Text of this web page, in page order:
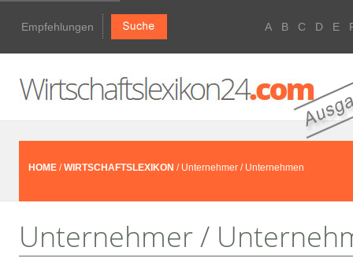
Empfehlungen A B C D E
HOME /WIRTSCHAFTSLEXIKON / Unternehmer / Unternehmen
Unternehmer /